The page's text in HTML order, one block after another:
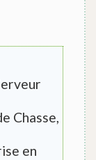
Chasse,
en